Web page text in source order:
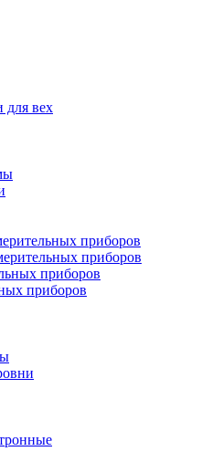
для вех
приборов
приборов
приборов
приборов